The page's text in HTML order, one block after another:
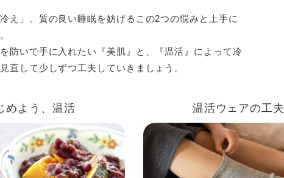
え」。質の良い睡眠を妨げるこの2つの悩みと上手に
防いで手に入れたい『美肌』と、『温活』によって冷
直して少しずつ工夫していきましょう。
めよう、温活 温活ウェアの工夫